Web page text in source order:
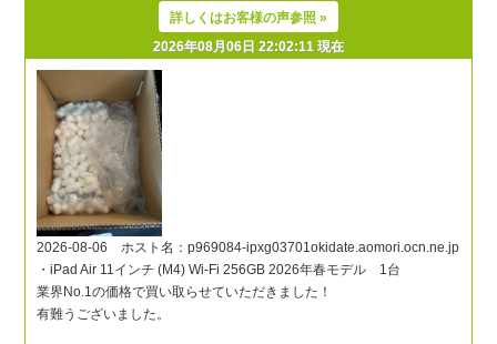
詳しくはお客様の声参照 »
2026年08月06日 22:02:11 現在